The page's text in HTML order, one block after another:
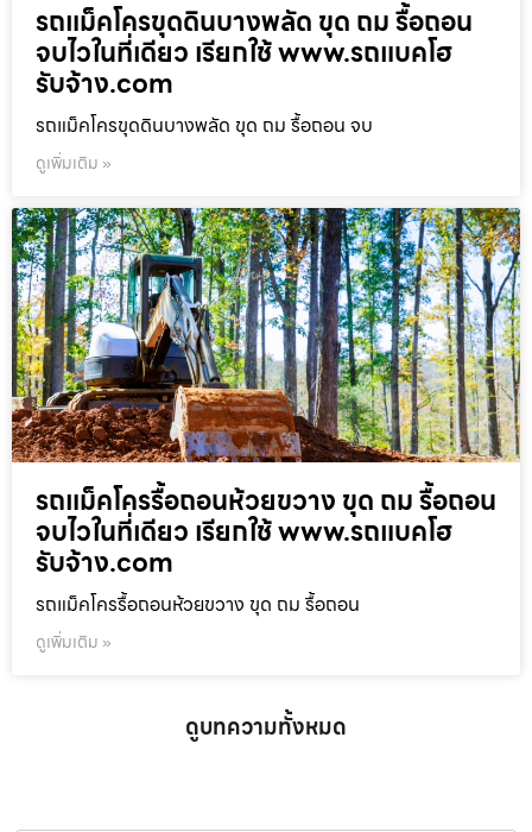
รถแม็คโครขุดดินบางพลัด ขุด ถม รื้อถอน
จบไวในที่เดียว เรียกใช้ www.รถแบคโฮ
รับจ้าง.com
รถแม็คโครขุดดินบางพลัด ขุด ถม รื้อถอน จบ
ดูเพิ่มเติม »
รถแม็คโครรื้อถอนห้วยขวาง ขุด ถม รื้อถอน
จบไวในที่เดียว เรียกใช้ www.รถแบคโฮ
รับจ้าง.com
รถแม็คโครรื้อถอนห้วยขวาง ขุด ถม รื้อถอน
ดูเพิ่มเติม »
ดูบทความทั้งหมด